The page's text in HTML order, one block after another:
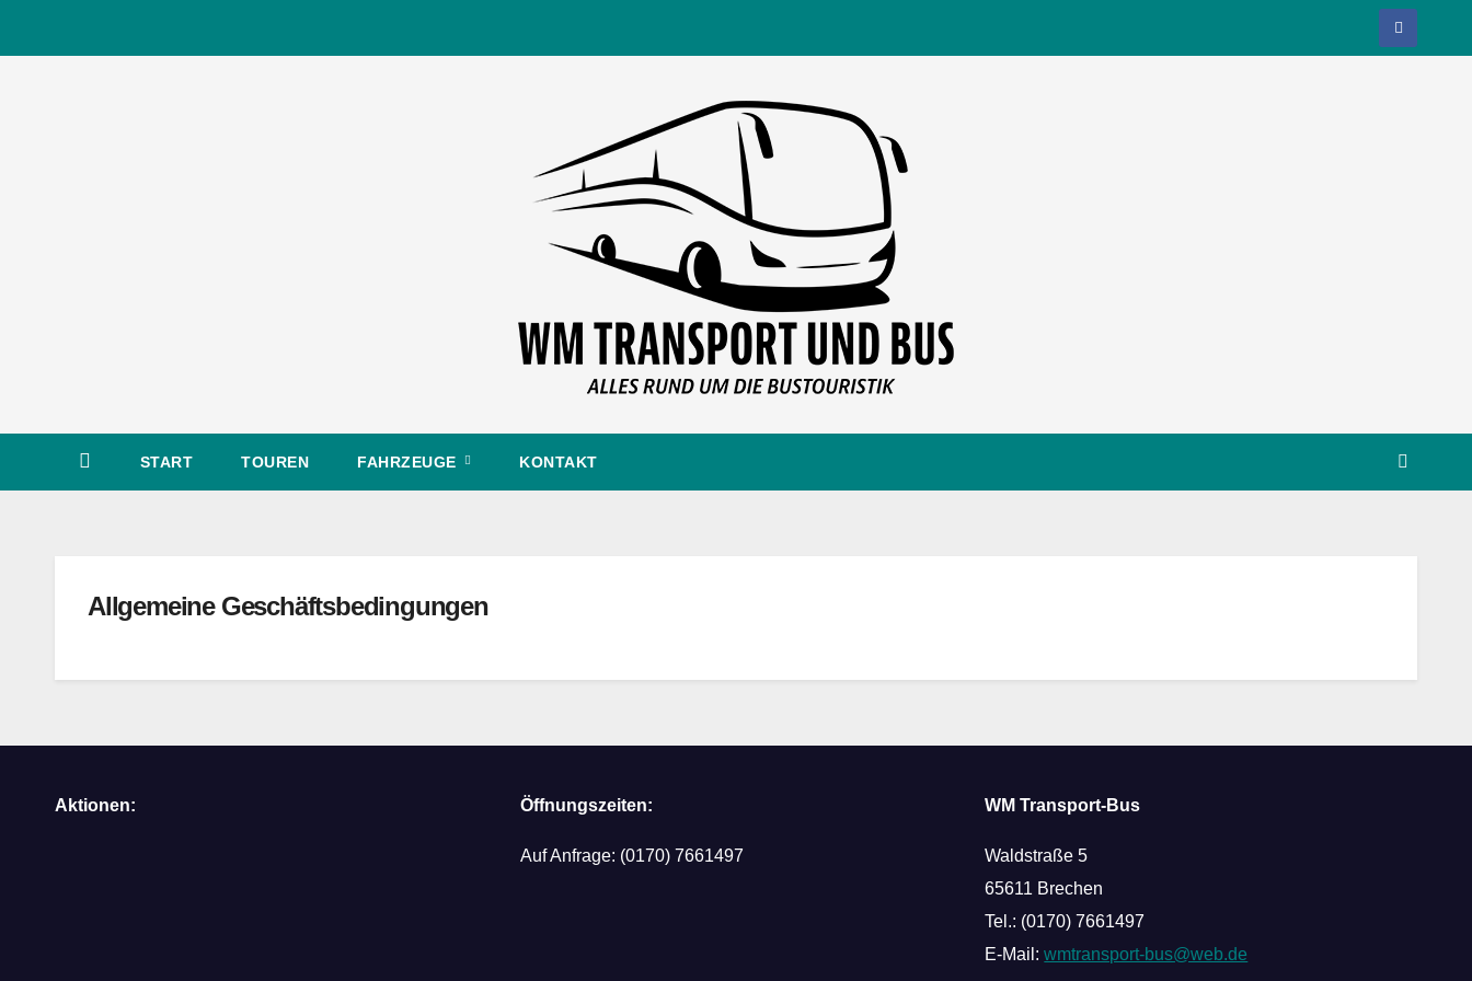
START TOUREN FAHRZEUGE KONTAKT
Allgemeine Geschäftsbedingungen
Aktionen: Öffnungszeiten:
Auf Anfrage: (0170) 7661497
WM Transport-Bus
Waldstraße 5
65611 Brechen
Tel.: (0170) 7661497
E-Mail:wmtransport-bus@web.de